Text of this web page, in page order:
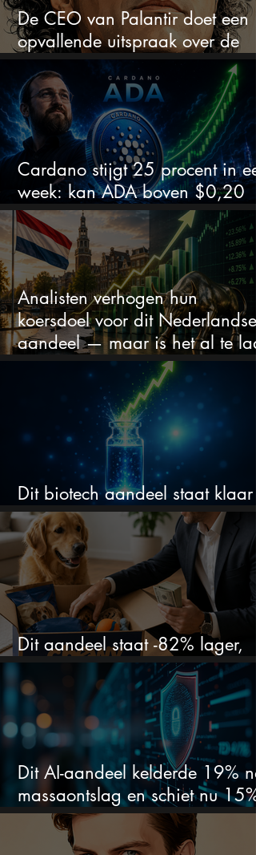
De CEO van Palantir doet een
opvallende uitspraak over de
beurs
Cardano stijgt 25 procent in
week: kan ADA boven $0,20
blijven?
Analisten verhogen hun
koersdoel voor dit Nederlandse
aandeel — maar is het al te laat
om in te stappen?
Dit biotech aandeel staat klaar
voor een flinke rally
Dit aandeel staat -82% lager,
terwijl het bedrijf gewoon groeit
Dit AI-aandeel kelderde 19% na
massaontslag en schiet nu 15%
omhoog